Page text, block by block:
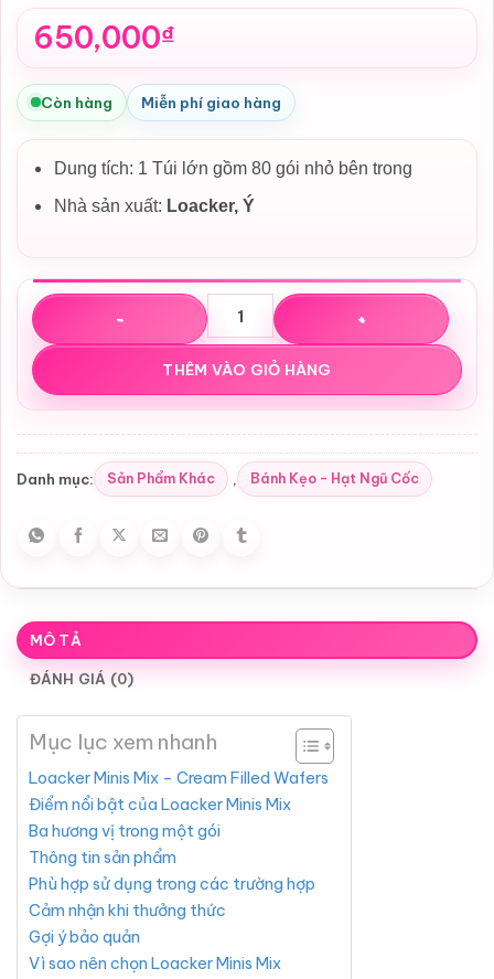
650,000₫
Còn hàng Miễn phí giao hàng
Dung tích: 1 Túi lớn gồm 80 gói nhỏ bên trong
Nhà sản xuất: Loacker, Ý
Loacker Minis Mix Cream Filled Wafers | Bánh Wafer Ý
THÊM VÀO GIỎ HÀNG
Danh mục: Sản Phẩm Khác , Bánh Kẹo - Hạt Ngũ Cốc
MÔ TẢ
ĐÁNH GIÁ (0)
Mục lục xem nhanh
Loacker Minis Mix – Cream Filled Wafers
Điểm nổi bật của Loacker Minis Mix
Ba hương vị trong một gói
Thông tin sản phẩm
Phù hợp sử dụng trong các trường hợp
Cảm nhận khi thưởng thức
Gợi ý bảo quản
Vì sao nên chọn Loacker Minis Mix